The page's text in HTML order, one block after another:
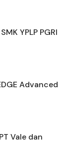
YPLP PGRI
Advanced
Vale dan